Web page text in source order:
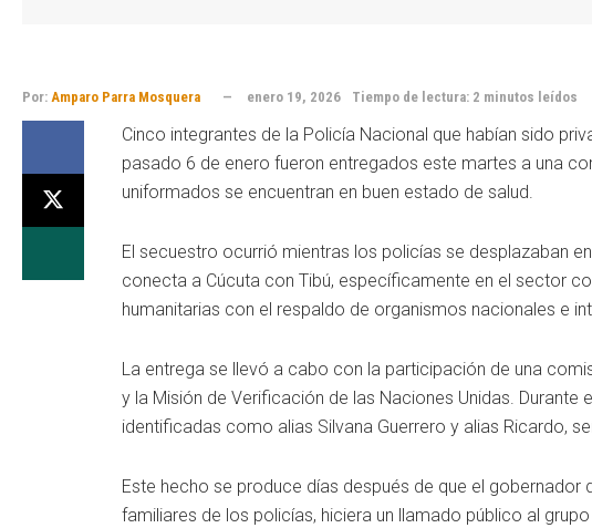
Por: Amparo Parra Mosquera enero 19, 2026 Tiempo de lectura: 2 minutos leídos
Cinco integrantes de la Policía Nacional que habían sido
pasado 6 de enero fueron entregados este martes a una
uniformados se encuentran en buen estado de salud.
El secuestro ocurrió mientras los policías se desplazaban
conecta a Cúcuta con Tibú, específicamente en el sector
humanitarias con el respaldo de organismos nacionales e
La entrega se llevó a cabo con la participación de una
y la Misión de Verificación de las Naciones Unidas.
identificadas como alias Silvana Guerrero y alias Ricardo,
Este hecho se produce días después de que el gobernador
familiares de los policías, hiciera un llamado público al